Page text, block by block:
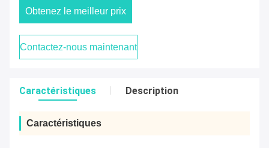
Obtenez le meilleur prix
Contactez-nous maintenant
Caractéristiques Description
Caractéristiques